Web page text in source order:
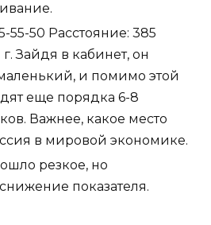
55-50 Расстояние: 385
Зайдя в кабинет, он
и помимо этой
еще порядка 6-8
Важнее, какое место
в мировой экономике.
резкое, но
показателя.